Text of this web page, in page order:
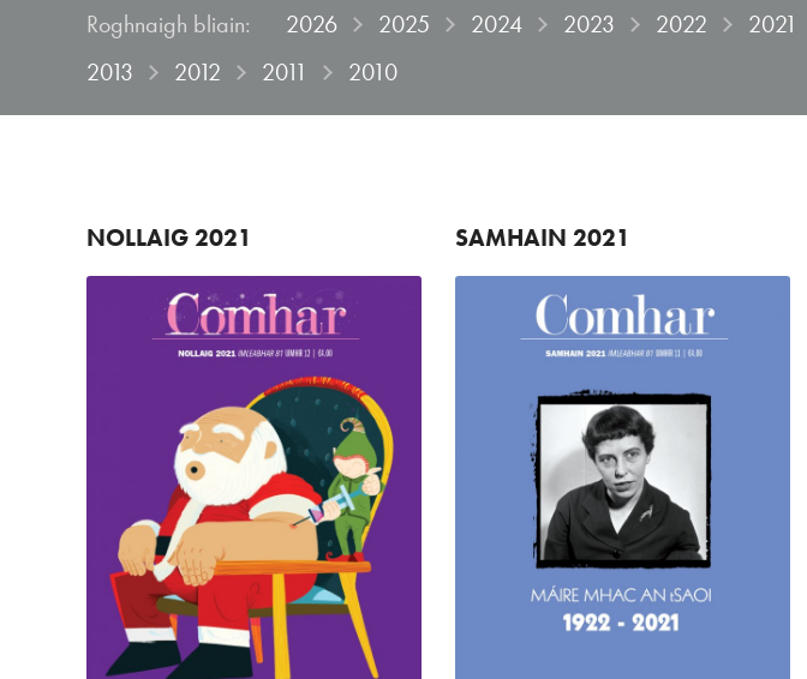
Roghnaigh bliain: 2026 2025 2024 2023 2022 2021
2013
2012 2011 2010
NOLLAIG2021 SAMHAIN 2021